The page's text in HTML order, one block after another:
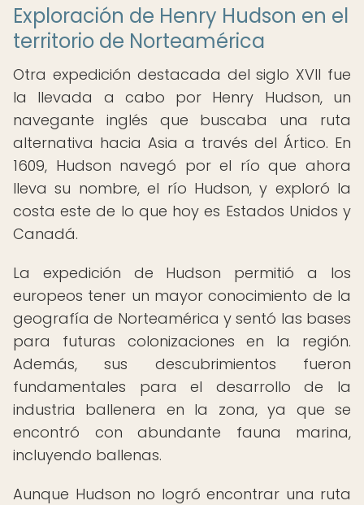
Exploración de Henry Hudson en el
territorio de Norteamérica
Otra expedición destacada del siglo XVII fue
la llevada a cabo por Henry Hudson, un
navegante inglés que buscaba una ruta
alternativa hacia Asia a través del Ártico. En
1609, Hudson navegó por el río que ahora
lleva su nombre, el río Hudson, y exploró la
costa este de lo que hoy es Estados Unidos y
Canadá.
La expedición de Hudson permitió a los
europeos tener un mayor conocimiento de la
geografía de Norteamérica y sentó las bases
para futuras colonizaciones en la región.
Además, sus descubrimientos fueron
fundamentales para el desarrollo de la
industria ballenera en la zona, ya que se
encontró con abundante fauna marina,
incluyendo ballenas.
Aunque Hudson no logró encontrar una ruta